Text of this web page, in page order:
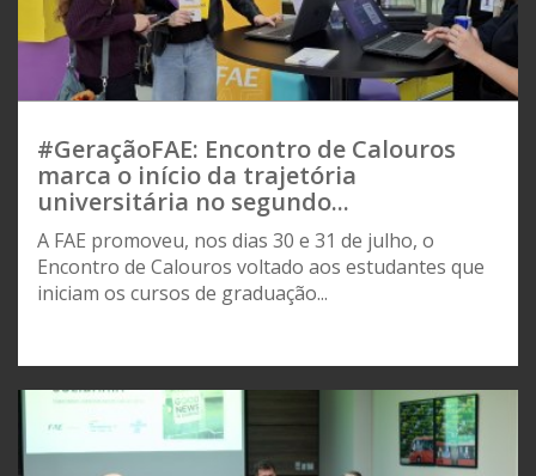
#GeraçãoFAE: Encontro de Calouros
marca o início da trajetória
universitária no segundo...
A FAE promoveu, nos dias 30 e 31 de julho, o
Encontro de Calouros voltado aos estudantes que
iniciam os cursos de graduação...